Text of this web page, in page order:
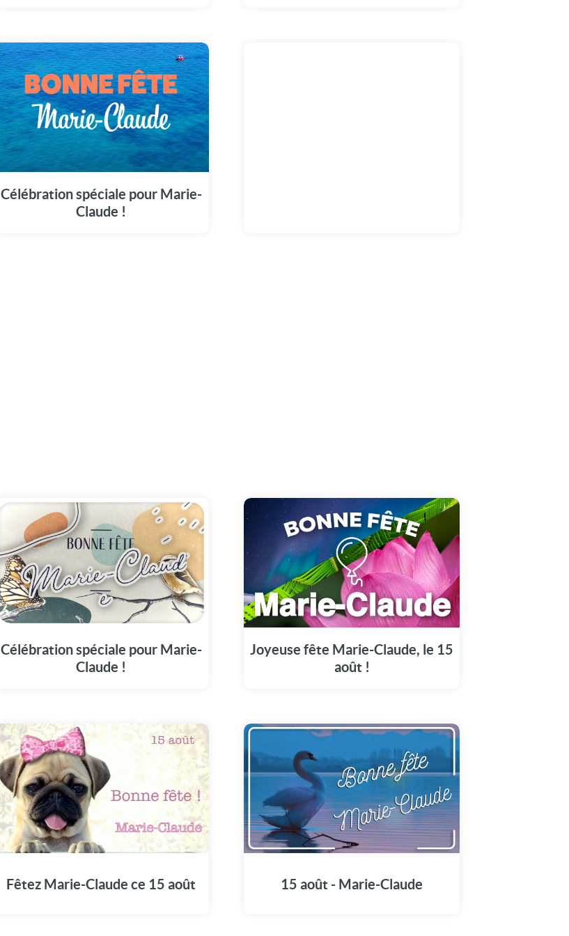
Célébration spéciale pour Marie-
Claude !
Illuminez la journée de Marie-Claude avec
Célébration spéciale pour Marie-
Claude !
Le 15 août, découvrez notre vidéo dédiée
Marie-Claude.
Joyeuse fête Marie-Claude, le 15
août !
Sublimez le 15 août de Marie-Claude avec
Fêtez Marie-Claude ce 15 août
Le 15 août, joignez-vous à la fête en
15 août - Marie-Claude
Illuminez la journée de Marie-Claude avec